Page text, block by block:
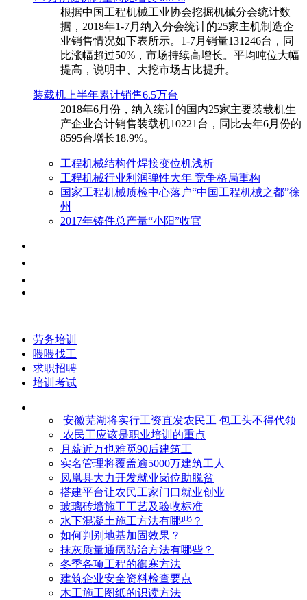
根据中国工程机械工业协会挖掘机械分会统计数
据，2018年1-7月纳入分会统计的25家主机制造企
业销售情况如下表所示。1-7月销量131246台，同
比涨幅超过50%，市场持续高增长。平均吨位大幅
提高，说明中、大挖市场占比提升。
装载机上半年累计销售6.5万台
​2018年6月份，纳入统计的国内25家主要装载机生
产企业合计销售装载机10221台，同比去年6月份的
8595台增长18.9%。
工程机械结构件焊接变位机浅析
工程机械行业利润弹性大年 竞争格局重构
国家工程机械质检中心落户“中国工程机械之都”徐
州
2017年铸件总产量“小阳”收官
劳务培训
喂喂找工
求职招聘
培训考试
安徽芜湖将实行工资直发农民工 包工头不得代领
农民工应该是职业培训的重点
月薪近万也难觅90后建筑工
实名管理将覆盖逾5000万建筑工人
凤凰县大力开发就业岗位助脱贫
搭建平台让农民工家门口就业创业
玻璃砖墙施工工艺及验收标准
水下混凝土施工方法有哪些？
如何判别地基加固效果？
抹灰质量通病防治方法有哪些？
冬季各项工程的御寒​方法
建筑企业安全资料检查要点
木工施工图纸的识读方法